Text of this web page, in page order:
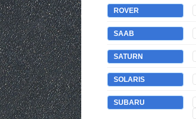
ROVER
SAAB
SATURN
SOLARIS
SUBARU